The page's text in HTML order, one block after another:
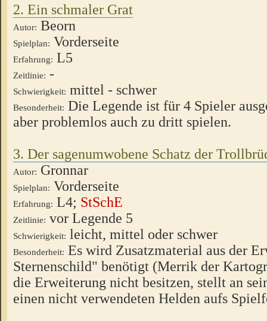
2. Ein schmaler Grat
Autor: Beorn
Spielplan: Vorderseite
Erfahrung: L5
Zeitlinie: -
Schwierigkeit: mittel - schwer
Besonderheit: Die Legende ist für 4 Spieler
aber problemlos auch zu dritt spielen.
3. Der sagenumwobene Schatz der
Autor: Gronnar
Spielplan: Vorderseite
Erfahrung: L4; StSchE
Zeitlinie: vor Legende 5
Schwierigkeit: leicht, mittel oder schwer
Besonderheit: Es wird Zusatzmaterial aus der
Sternenschild" benötigt (Merrik der
die Erweiterung nicht besitzen, stellt an
einen nicht verwendeten Helden aufs